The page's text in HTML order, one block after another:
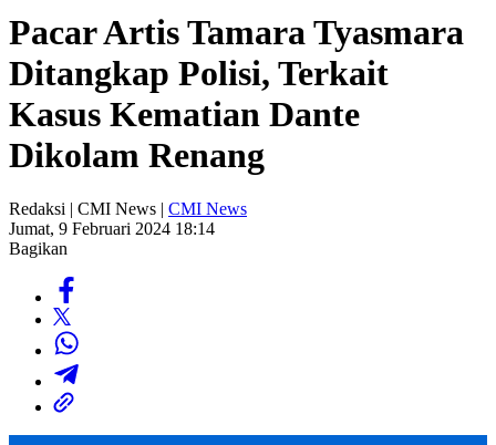
Pacar Artis Tamara Tyasmara
Ditangkap Polisi, Terkait
Kasus Kematian Dante
Dikolam Renang
Redaksi | CMI News | CMI News
Jumat, 9 Februari 2024 18:14
Bagikan